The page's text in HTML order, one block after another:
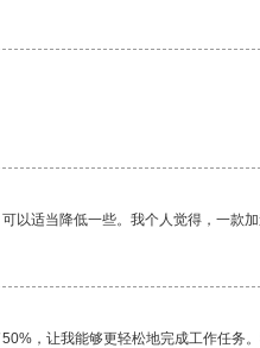
以适当降低一些。我个人觉得，一款
，让我能够更轻松地完成工作任务